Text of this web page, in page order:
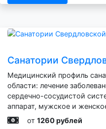
Санатории
Медицинский профиль
области: лечение
сердечно-сосудистой
аппарат, мужское и
от 1260 рублей